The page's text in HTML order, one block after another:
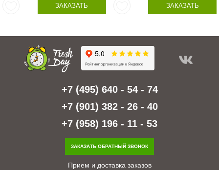
ЗАКАЗАТЬ ЗАКАЗАТЬ
+7 (495) 640 - 54 - 74
+7 (901) 382 - 26 - 40
+7 (958) 196 - 11 - 53
ЗАКАЗАТЬ ОБРАТНЫЙ ЗВОНОК
Прием и доставка заказов